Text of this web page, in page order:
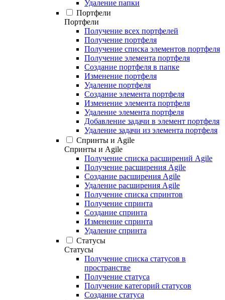
Удаление папки
Портфели
Портфели
Получение всех портфелей
Получение портфеля
Получение списка элементов портфеля
Получение элемента портфеля
Создание портфеля в папке
Изменение портфеля
Удаление портфеля
Создание элемента портфеля
Изменение элемента портфеля
Удаление элемента портфеля
Добавление задачи в элемент портфеля
Удаление задачи из элемента портфеля
Спринты и Agile
Спринты и Agile
Получение списка расширений Agile
Получение расширения Agile
Создание расширения Agile
Удаление расширения Agile
Получение списка спринтов
Получение спринта
Создание спринта
Изменение спринта
Удаление спринта
Статусы
Статусы
Получение списка статусов в
пространстве
Получение статуса
Получение категорий статусов
Создание статуса